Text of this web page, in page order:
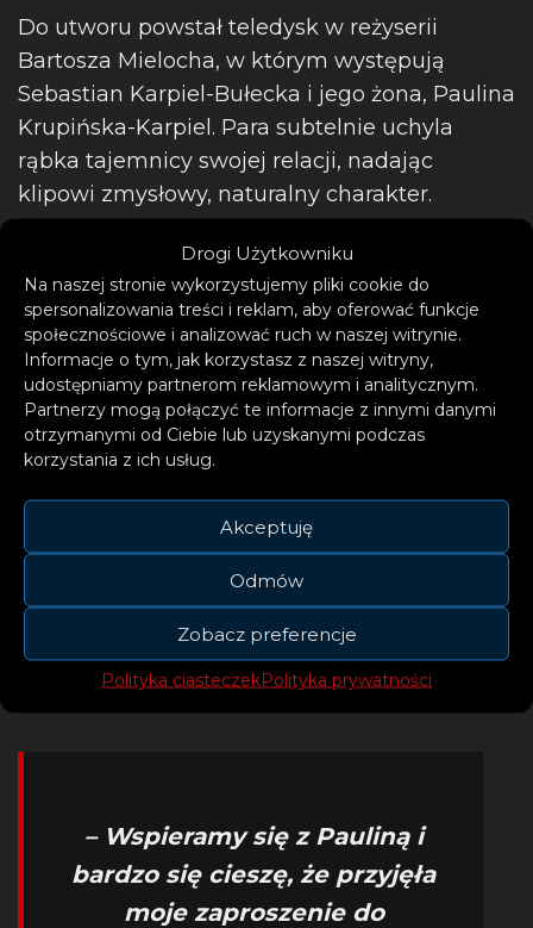
Drogi Użytkowniku
Na naszej stronie wykorzystujemy pliki cookie do
spersonalizowania treści i reklam, aby oferować funkcje
społecznościowe i analizować ruch w naszej witrynie.
Informacje o tym, jak korzystasz z naszej witryny,
udostępniamy partnerom reklamowym i analitycznym.
Partnerzy mogą połączyć te informacje z innymi danymi
otrzymanymi od Ciebie lub uzyskanymi podczas
korzystania z ich usług.
Akceptuję
Odmów
Zobacz preferencje
Polityka ciasteczekPolityka prywatności
Do utworu powstał teledysk w reżyserii
Bartosza Mielocha, w którym występują
Sebastian Karpiel-Bułecka i jego żona, Paulina
Krupińska-Karpiel. Para subtelnie uchyla
rąbka tajemnicy swojej relacji, nadając
klipowi zmysłowy, naturalny charakter.
– Wspieramy się z Pauliną i
bardzo się cieszę, że przyjęła
moje zaproszenie do